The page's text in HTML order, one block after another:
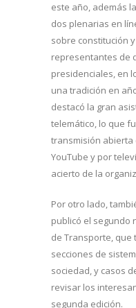
este año, además
dos plenarias en
sobre constitución
representantes de
presidenciales, en
una tradición en
destacó la gran
telemático, lo que
transmisión
YouTube y por
acierto de la
Por otro lado,
publicó el segundo
de Transporte, que
secciones de
sociedad, y casos
revisar los
segunda edición.